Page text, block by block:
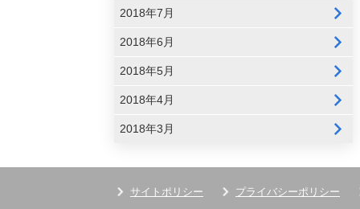
2018年7月
2018年6月
2018年5月
2018年4月
2018年3月
サイトポリシー プライバシーポリシー